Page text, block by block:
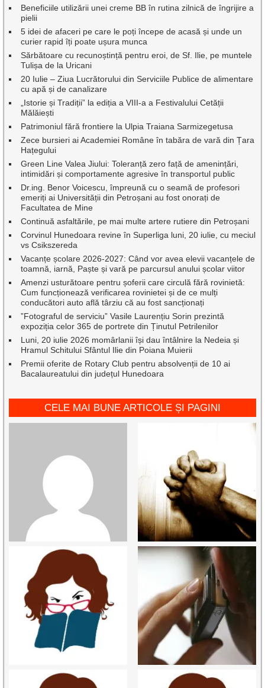
Beneficiile utilizării unei creme BB în rutina zilnică de îngrijire a
pielii
5 idei de afaceri pe care le poți începe de acasă și unde un
curier rapid îți poate ușura munca
Sărbătoare cu recunoștință pentru eroi, de Sf. Ilie, pe muntele
Tulișa de la Uricani
20 Iulie – Ziua Lucrătorului din Serviciile Publice de alimentare
cu apă și de canalizare
„Istorie și Tradiții” la ediția a VIII-a a Festivalului Cetății
Mălăiești
Patrimoniul fără frontiere la Ulpia Traiana Sarmizegetusa
Zece bursieri ai Academiei Române în tabăra de vară din Țara
Hațegului
Green Line Valea Jiului: Toleranță zero față de amenințări,
intimidări și comportamente agresive în transportul public
Dr.ing. Benor Voicescu, împreună cu o seamă de profesori
emeriți ai Universității din Petroșani au fost onorați de
Facultatea de Mine
Continuă asfaltările, pe mai multe artere rutiere din Petroșani
Corvinul Hunedoara revine în Superliga luni, 20 iulie, cu meciul
vs Csikszereda
Vacanțe școlare 2026-2027: Când vor avea elevii vacanțele de
toamnă, iarnă, Paște și vară pe parcursul anului școlar viitor
Amenzi usturătoare pentru șoferii care circulă fără rovinietă:
Cum funcționează verificarea rovinietei și de ce mulți
conducători auto află târziu că au fost sancționați
”Fotograful de serviciu” Vasile Laurențiu Sorin prezintă
expoziția celor 365 de portrete din Ținutul Petrilenilor
Luni, 20 iulie 2026 momârlanii își dau întâlnire la Nedeia și
Hramul Schitului Sfântul Ilie din Poiana Muierii
Premii oferite de Rotary Club pentru absolvenții de 10 ai
Bacalaureatului din județul Hunedoara
CELE MAI BUNE ARTICOLE ȘI PAGINI